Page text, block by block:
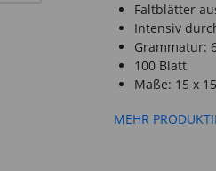
Faltblätter
Intensiv
Grammatur:
100 Blatt
Maße: 15 x
MEHR